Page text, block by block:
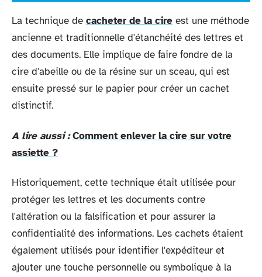
La technique de cacheter de la cire est une méthode
ancienne et traditionnelle d'étanchéité des lettres et
des documents. Elle implique de faire fondre de la
cire d'abeille ou de la résine sur un sceau, qui est
ensuite pressé sur le papier pour créer un cachet
distinctif.
A lire aussi : Comment enlever la cire sur votre
assiette ?
Historiquement, cette technique était utilisée pour
protéger les lettres et les documents contre
l'altération ou la falsification et pour assurer la
confidentialité des informations. Les cachets étaient
également utilisés pour identifier l'expéditeur et
ajouter une touche personnelle ou symbolique à la